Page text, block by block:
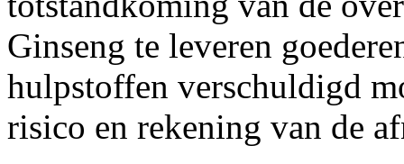
Ginseng te leveren
hulpstoffen verschuldigd
risico en rekening van de